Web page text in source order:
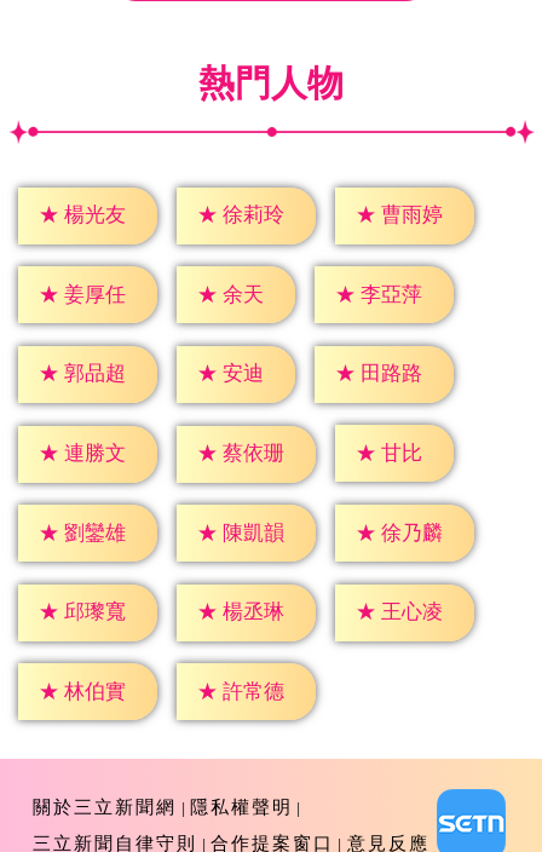
熱門人物
★ 楊光友 ★ 徐莉玲 ★ 曹雨婷
★ 姜厚任 ★ 余天 ★ 李亞萍
★ 郭品超 ★ 安迪 ★ 田路路
★ 連勝文 ★ 蔡依珊 ★ 甘比
★ 劉鑾雄 ★ 陳凱韻 ★ 徐乃麟
★ 邱瓈寬 ★ 楊丞琳 ★ 王心凌
★ 林伯實 ★ 許常德
關於三立新聞網
隱私權聲明
三立新聞自律守則
合作提案窗口 意見反應